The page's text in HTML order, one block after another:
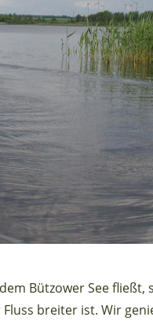
Bützower See
breiter ist. Wir